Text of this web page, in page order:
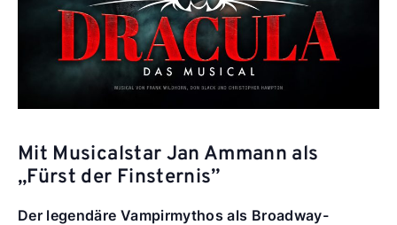
Mit Musicalstar Jan Ammann als
„Fürst der Finsternis”
Der legendäre Vampirmythos als Broadway-